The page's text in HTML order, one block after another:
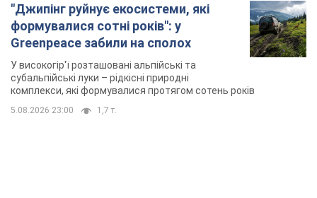
"Джипінг руйнує екосистеми, які
формувалися сотні років": у
Greenpeace забили на сполох
У високогір'ї розташовані альпійські та
субальпійські луки – рідкісні природні
комплекси, які формувалися протягом сотень років
5.08.2026 23:00 1,7 т.